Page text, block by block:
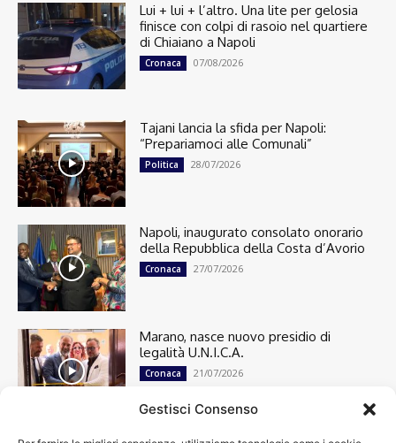
Gestisci Consenso
Lui + lui + l’altro. Una lite per gelosia
finisce con colpi di rasoio nel quartiere
di Chiaiano a Napoli
Cronaca 07/08/2026
Tajani lancia la sfida per Napoli:
“Prepariamoci alle Comunali”
Politica 28/07/2026
Napoli, inaugurato consolato onorario
della Repubblica della Costa d’Avorio
Cronaca 27/07/2026
Marano, nasce nuovo presidio di
legalità U.N.I.C.A.
Cronaca 21/07/2026